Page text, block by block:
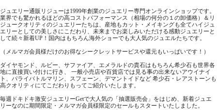
ジュエリー通販リジューは1999年創業のジュエリー専門オンラインショップです。
業界でも驚かれるほどの高コストパフォーマンス（相場の何分の１の卸価格）＆リ
ジュークオリティのジュエリーたちは、産地もカット・メイキングも全てハイジュ
エリーとしての美しさにこだわり、未来までお楽しみいただける感動ジュエリーと
して続々新着UP！国内はもちろん海外ショーでも大人気のジュエルたちです。
（メルマガ会員様だけのお得なシークレットサービスや還元もいっぱいです！）
ダイヤモンド、ルビー、サファイア、エメラルドの貴石はもちろん希少石も世界各
地に直接買い付けに行き、 一般小売店や百貨店では見る事の出来ないアウイナイ
ト、パライバトルマリン、スフェーン、デマントイドなど 希少石・レアストーンも
高クオリティにてこだわりもってご紹介いたします。
毎週ドキドキ激安ジュエリーGetで大人気の「抽選販売会」をはじめ、新着ジュエ
リーなのに期間限定・メルマガ会員様限定のセールもスタートいたしました。